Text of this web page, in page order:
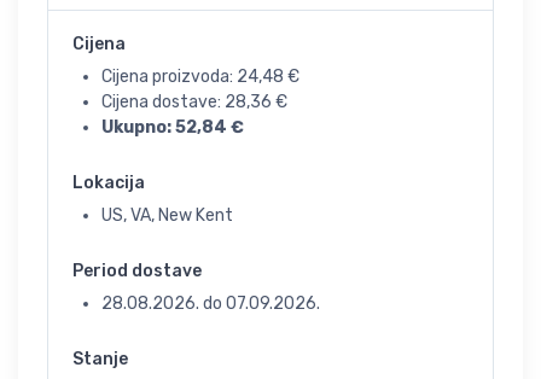
Cijena
Cijena proizvoda: 24,48 €
Cijena dostave: 28,36 €
Ukupno:52,84 €
Lokacija
US, VA, New Kent
Period dostave
28.08.2026. do 07.09.2026.
Stanje